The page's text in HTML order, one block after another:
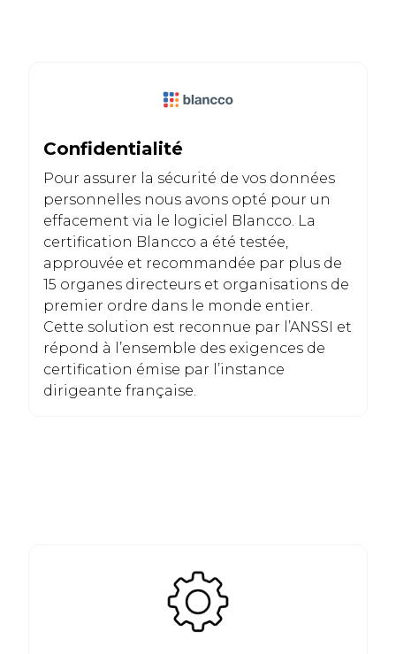
Confidentialité
Pour assurer la sécurité de vos données
personnelles nous avons opté pour un
effacement via le logiciel Blancco. La
certification Blancco a été testée,
approuvée et recommandée par plus de
15 organes directeurs et organisations de
premier ordre dans le monde entier.
Cette solution est reconnue par l’ANSSI et
répond à l’ensemble des exigences de
certification émise par l’instance
dirigeante française.